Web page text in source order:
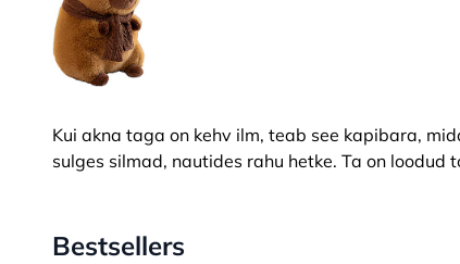
Kui akna taga on kehv ilm, teab see kapibara,
sulges silmad, nautides rahu hetke. Ta on
Bestsellers